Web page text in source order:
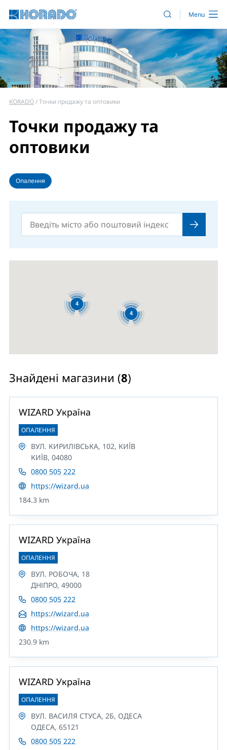
KORADO Точки продажу та оптовики
Точки продажу та
оптовики
Опалення
4
4
Знайдені магазини (8)
WIZARD Україна
ОПАЛЕННЯ
ВУЛ. КИРИЛІВСЬКА, 102, КИЇВ
КИЇВ, 04080
0800 505 222
https://wizard.ua
184.3 km
WIZARD Україна
ОПАЛЕННЯ
ВУЛ. РОБОЧА, 18
ДНІПРО, 49000
0800 505 222
https://wizard.ua
https://wizard.ua
230.9 km
WIZARD Україна
ОПАЛЕННЯ
ВУЛ. ВАСИЛЯ СТУСА, 2Б, ОДЕСА
ОДЕСА, 65121
0800 505 222